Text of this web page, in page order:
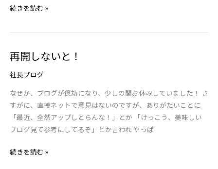
屋
び
続きを読む »
再開しないと！
社長ブログ
なぜか、ブログが億劫になり、少しの間お休みしていました！ さ
すがに、直接ネットで意見はないのですが、ありがたいことに
「最近、全然アップしとらんな！」とか 「けっこう、美味しい
ブログ見て参考にしてるぞ」とか言われ やっぱ
再
し
な
い
と！
続きを読む »